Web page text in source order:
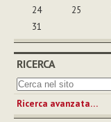
24
25
31
RICERCA
Ricerca avanzata…